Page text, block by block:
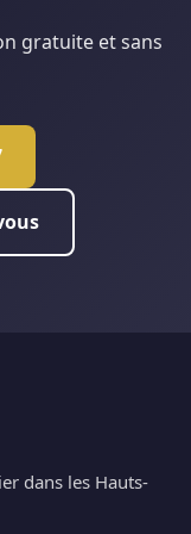
gratuite et sans
dans les Hauts-